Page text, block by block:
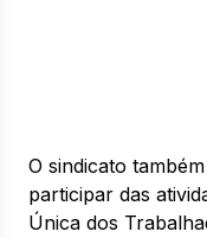
O sindicato
participar das
Única dos